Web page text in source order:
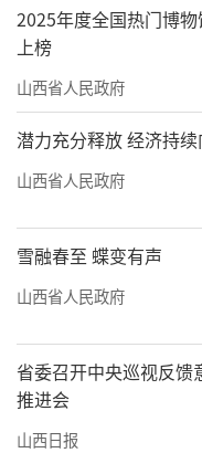
2025年度全国热门博物
上榜
山西省人民政府
潜力充分释放 经济持
山西省人民政府
雪融春至 蝶变有声
山西省人民政府
省委召开中央巡视反馈
推进会
山西日报